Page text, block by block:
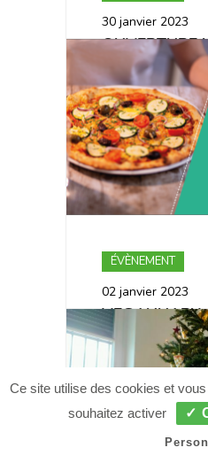
30 janvier 2023
OUVERTURE
DE NICO
ÉVÈNEMENT
02 janvier 2023
VEGANUARY
SOIRÉE
À VOLONTÉ !
Ce site utilise des cookies et
souhaitez activer
✓